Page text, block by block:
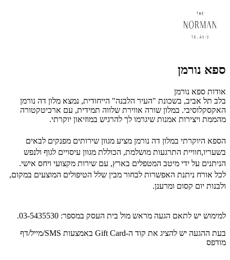
ספא נורמן
אודות ספא נורמן
בלב תל אביב, בשכונת "העיר הלבנה" הייחודית, נמצא מלון דה נורמן
האקסקלוסיבי. במלון שורה אווירת שלווה תמידית, עם ארכיטקטורה
מהממת ויצירות אמנות שיגרמו לך להרגיש במוזיאון יוקרתי.
הספא היוקרתי במלון דה נורמן מציע מגוון שירותים מפנקים לבאים
בשעריו,חוויית התרגעות מושלמת, הכוללת מגוון עיסויים לגוף ולנפש
הניתנים על ידי מיטב המטפלים בארץ, עם שירות מקצועי ויחס אישי.
לכל אורח ניתנת האפשרות לבחור מבין שלל הטיפולים המוצעים במקום,
ולבנות יום קסום ומרענן.
למימוש יש לתאם הגעה מראש מול בית העסק במספר: 03-5435530
.
בעת ההגעה יש להציג
את קוד ה-Gift Card באמצעות SMS/מייל/דף
מודפס